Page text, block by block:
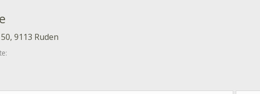
9113 Ruden